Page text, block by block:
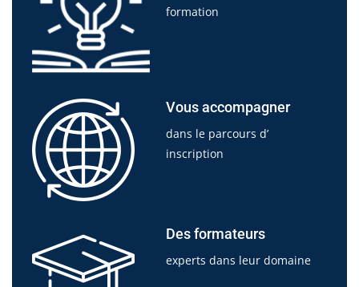
formation
Vous accompagner
dans le parcours d’
inscription
Des formateurs
experts dans leur domaine